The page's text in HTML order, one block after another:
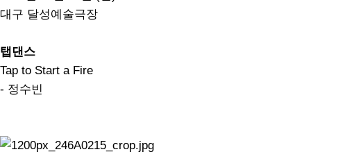
대구 달성예술극장
탭댄스
Tap to Start a Fire
- 정수빈